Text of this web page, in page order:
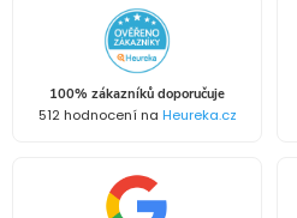
100% zákazníků doporučuje
512 hodnocení na Heureka.cz